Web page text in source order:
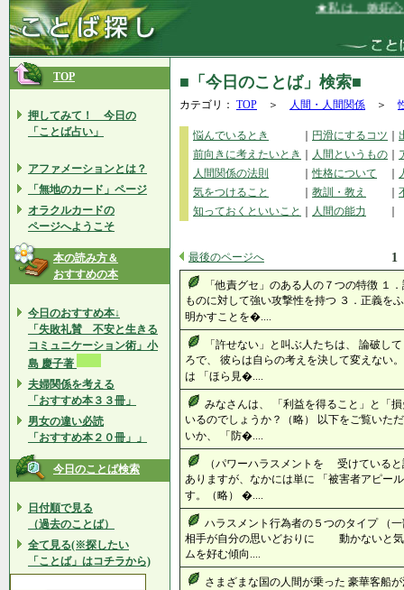
★私は、嫉妬心、
TOP
押してみて！ 今日の
「ことば占い」
アファメーションとは？
「無地のカード」ページ
オラクルカードの
ページへようこそ
本の読み方＆
おすすめの本
今日のおすすめ本↓
「失敗礼賛 不安と生きる
コミュニケーション術」小
島 慶子著
夫婦関係を考える
「おすすめ本３３冊」
男女の違い必読
「おすすめ本２０冊」」
今日のことば検索
日付順で見る
（過去のことば）
全て見る(※探したい
「ことば」はコチラから)
■「今日のことば」検索■
カテゴリ： TOP ＞ 人間・人間関係 ＞
悩んでいるとき 円滑にするコツ
前向きに考えたいとき
人間というもの
人間関係の法則
｜性格について
気をつけること
教訓・教え
知っておくといいこと
人間の能力
最後のページへ 1
「他責グセ」のある人の７つの特徴 １
ものに対して強い攻撃性を持つ ３．正義を
明かすことを�....
「許せない」と叫ぶ人たちは、 論破し
ろで、 彼らは自らの考えを決して変えない
は 「ほら見�....
みなさんは、 「利益を得ること」と「
いるのでしょうか？（略） 以下をご覧いた
いか、 「防�....
（パワーハラスメントを 受けている
ありますが、なかには単に 「被害者アピー
す。（略） �....
ハラスメント行為者の５つのタイプ （
相手が自分の思いどおりに 動かないと
ムを好む傾向....
さまざまな国の人間が乗った 豪華客船